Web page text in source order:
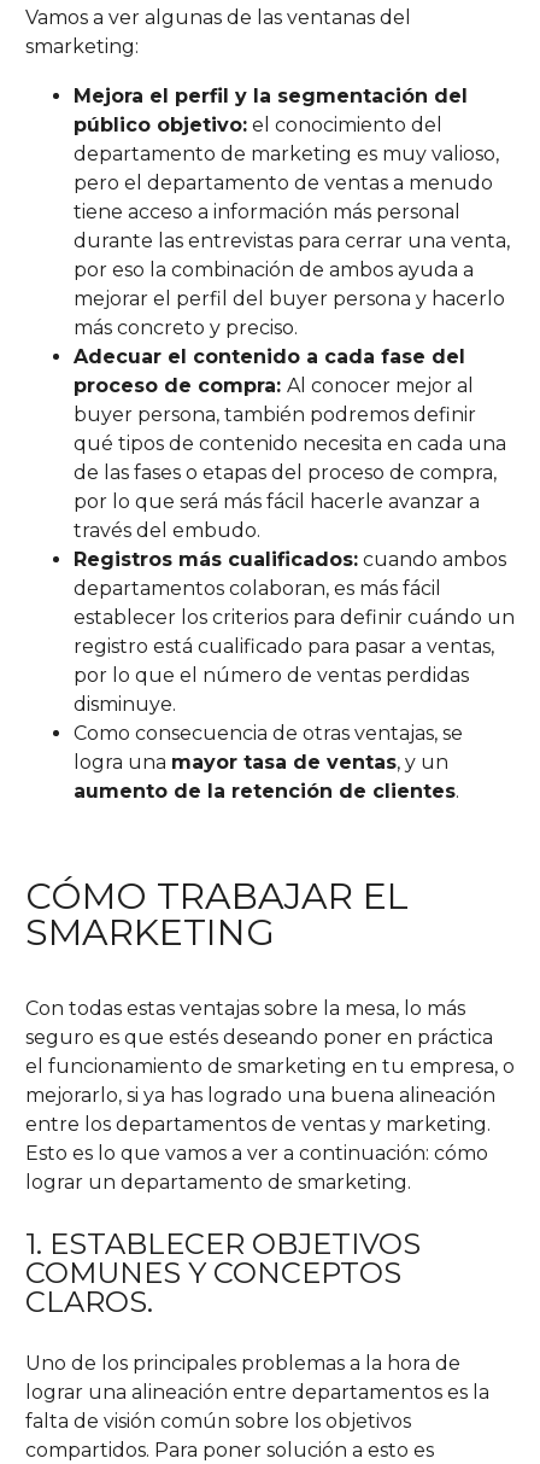
Vamos a ver algunas de las ventanas del
smarketing:
Mejora el perfil y la segmentación del
público objetivo: el conocimiento del
departamento de marketing es muy valioso,
pero el departamento de ventas a menudo
tiene acceso a información más personal
durante las entrevistas para cerrar una venta,
por eso la combinación de ambos ayuda a
mejorar el perfil del buyer persona y hacerlo
más concreto y preciso.
Adecuar el contenido a cada fase del
proceso de compra: Al conocer mejor al
buyer persona, también podremos definir
qué tipos de contenido necesita en cada una
de las fases o etapas del proceso de compra,
por lo que será más fácil hacerle avanzar a
través del embudo.
Registros más cualificados: cuando ambos
departamentos colaboran, es más fácil
establecer los criterios para definir cuándo un
registro está cualificado para pasar a ventas,
por lo que el número de ventas perdidas
disminuye.
Como consecuencia de otras ventajas, se
logra una mayor tasa de ventas, y un
aumento de la retención de clientes.
CÓMO TRABAJAR EL
SMARKETING
Con todas estas ventajas sobre la mesa, lo más
seguro es que estés deseando poner en práctica
el funcionamiento de smarketing en tu empresa, o
mejorarlo, si ya has logrado una buena alineación
entre los departamentos de ventas y marketing.
Esto es lo que vamos a ver a continuación: cómo
lograr un departamento de smarketing.
1. ESTABLECER OBJETIVOS
COMUNES Y CONCEPTOS
CLAROS.
Uno de los principales problemas a la hora de
lograr una alineación entre departamentos es la
falta de visión común sobre los objetivos
compartidos. Para poner solución a esto es